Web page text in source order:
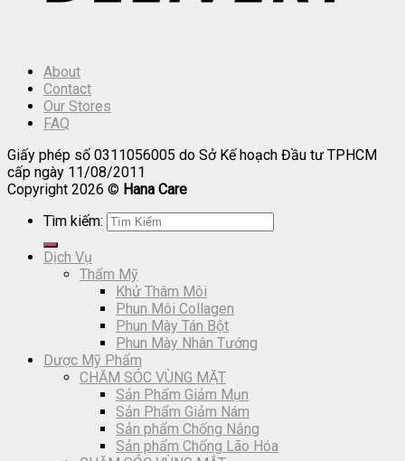
About
Contact
Our Stores
FAQ
Giấy phép số 0311056005 do Sở Kế hoạch Đầu tư TPHCM
cấp ngày 11/08/2011
Copyright 2026 © Hana Care
Tìm kiếm:
Dịch Vụ
Thẩm Mỹ
Khử Thâm Môi
Phun Môi Collagen
Phun Mày Tán Bột
Phun Mày Nhân Tướng
Dược Mỹ Phẩm
CHĂM SÓC VÙNG MẶT
Sản Phẩm Giảm Mụn
Sản Phẩm Giảm Nám
Sản phẩm Chống Nắng
Sản phẩm Chống Lão Hóa